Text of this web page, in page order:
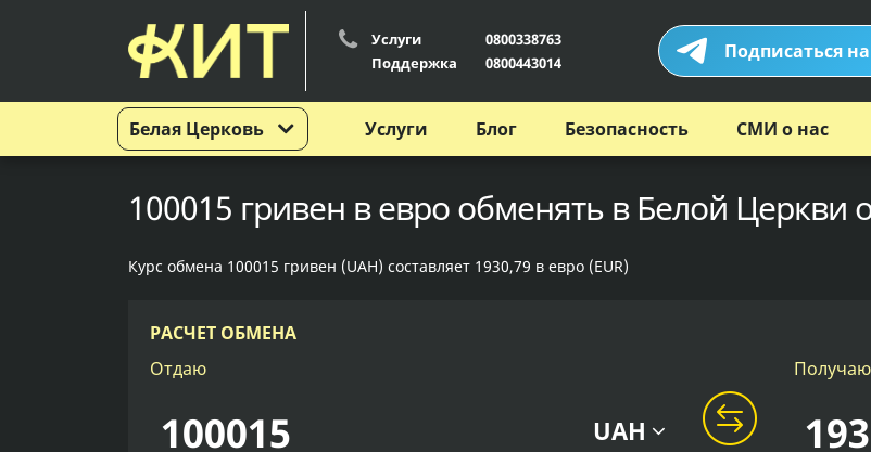
Белая Церковь
Услуги
0800338763
Поддержка
0800443014 Подписаться
Услуги Блог Безопасность СМИ о нас
100015 гривен в евро обменять в Белой Церкви
Курс обмена 100015 гривен (UAH) составляет 1930,79 в евро (EUR)
РАСЧЕТ ОБМЕНА
Отдаю
UAH
Получаю